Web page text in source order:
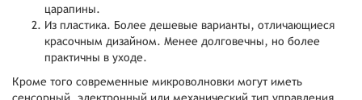
царапины.
Из пластика. Более дешевые варианты, отличающиеся
красочным дизайном. Менее долговечны, но более
практичны в уходе.
Кроме того современные микроволновки могут иметь